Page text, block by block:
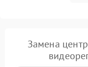
Неисправность
записи (пропуск
Замена